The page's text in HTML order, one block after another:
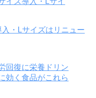
入・Lサイズはリニュー